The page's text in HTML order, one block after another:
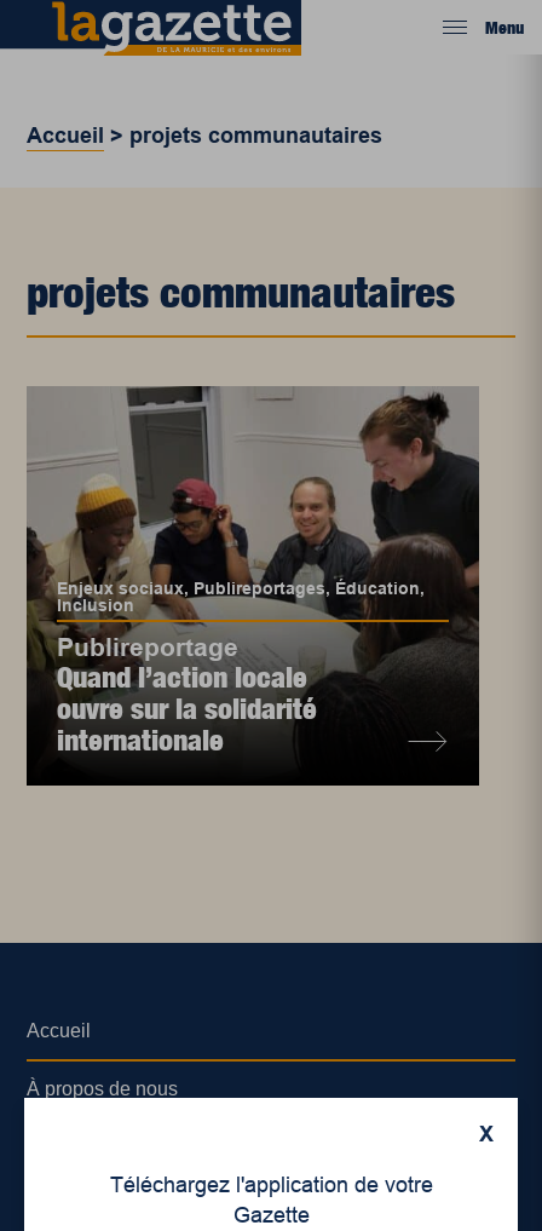
Menu
Accueil > projets communautaires
projets communautaires
Enjeux sociaux, Publireportages, Éducation,
Inclusion
Publireportage
Quand l’action locale
ouvre sur la solidarité
internationale
X
Téléchargez l'application de votre
Gazette
Accueil
À propos de nous